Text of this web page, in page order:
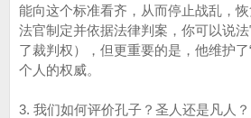
能向这个标准看齐，从而停止战乱，
法官制定并依据法律判案，你可以说法
了裁判权），但更重要的是，他维护
个人的权威。
3. 我们如何评价孔子？圣人还是凡人？